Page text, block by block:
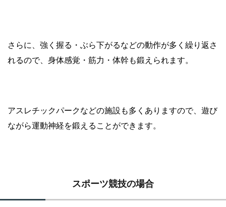
さらに、強く握る・ぶら下がるなどの動作が多く繰り返さ
れるので、身体感覚・筋力・体幹も鍛えられます。
アスレチックパークなどの施設も多くありますので、遊び
ながら運動神経を鍛えることができます。
スポーツ競技の場合